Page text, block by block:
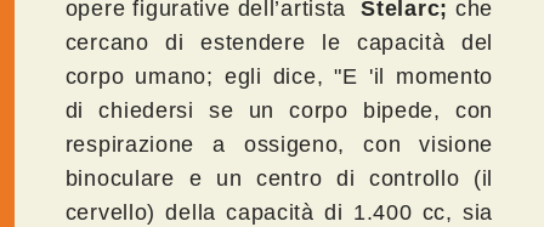
opere figurative dell’artistaStelarc; che
cercano di estendere le capacità del
corpo umano; egli dice, "E 'il momento
di chiedersi se un corpo bipede, con
respirazione a ossigeno, con visione
binoculare e un centro di controllo (il
cervello) della capacità di 1.400 cc, sia